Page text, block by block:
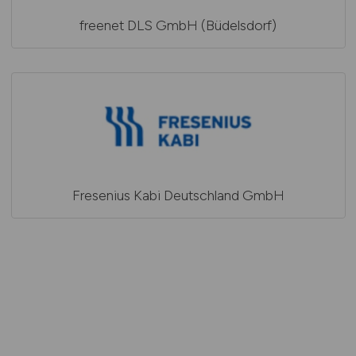
freenet DLS GmbH (Büdelsdorf)
Fresenius Kabi Deutschland GmbH